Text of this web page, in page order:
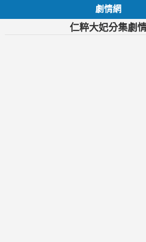
劇情網
仁粹大妃分集劇